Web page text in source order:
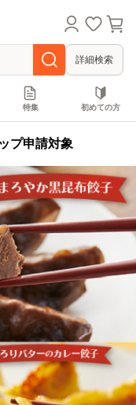
詳細検索
特集 初めての方
プ申請対象